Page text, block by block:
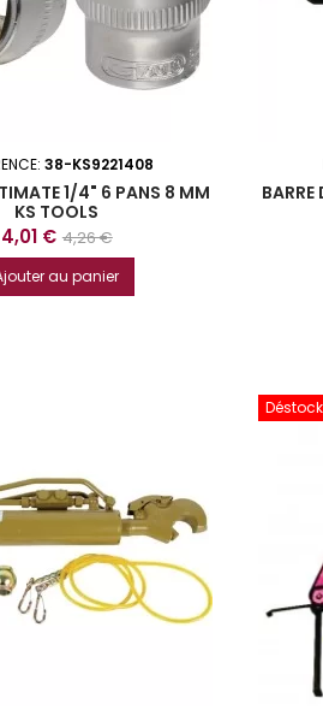
38-KS9221408
1/4" 6 PANS 8 MM
KS TOOLS
Prix
4,01 € Prix
base
4,26 €
au panier